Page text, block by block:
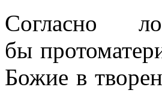
Согласно
бы
Божие в